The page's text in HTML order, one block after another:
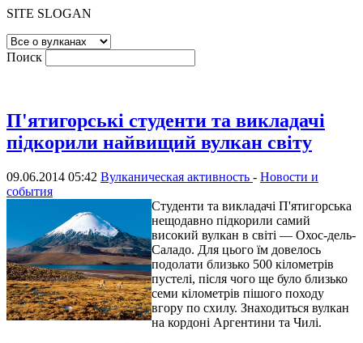
SITE SLOGAN
Поиск
П'ятигорські студенти та викладачі
підкорили найвищий вулкан світу
09.06.2014 05:42 Вулканическая активность - Новости и
события
Студенти та викладачі П'ятигорська
нещодавно підкорили самий
високий вулкан в світі — Охос-дель-
Саладо. Для цього їм довелось
подолати близько 500 кілометрів
пустелі, після чого ще було близько
семи кілометрів пішого походу
вгору по схилу. Знаходиться вулкан
на кордоні Аргентини та Чилі.